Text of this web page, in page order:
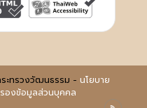
ะทรวงวัฒนธรรม - นโยบาย
องข้อมูลส่วนบุคคล